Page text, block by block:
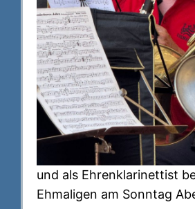
und als Ehrenklarinettist
Ehmaligen am Sonntag